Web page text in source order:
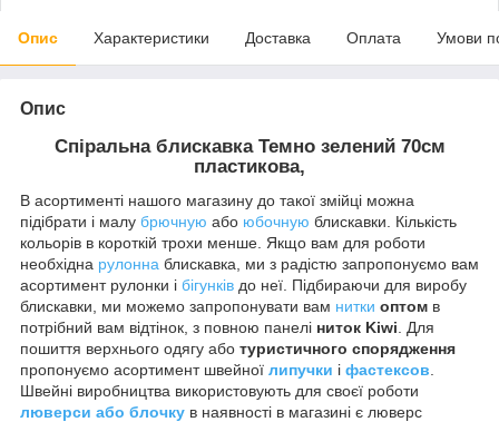
Опис Характеристики Доставка Оплата Умови
Опис
Спіральна блискавка Темно зелений 70см
пластикова,
В асортименті нашого магазину до такої змійці можна
підібрати і малу брючную або юбочную блискавки. Кількість
кольорів в короткій трохи менше. Якщо вам для роботи
необхідна рулонна блискавка, ми з радістю запропонуємо вам
асортимент рулонки і бігунків до неї. Підбираючи для виробу
блискавки, ми можемо запропонувати вам нитки оптом в
потрібний вам відтінок, з повною панелі ниток Kiwi . Для
пошиття верхнього одягу або туристичного спорядження
пропонуємо асортимент швейної липучки і фастексов
Швейні виробництва використовують для своєї роботи
люверси або блочку в наявності в магазині є люверс